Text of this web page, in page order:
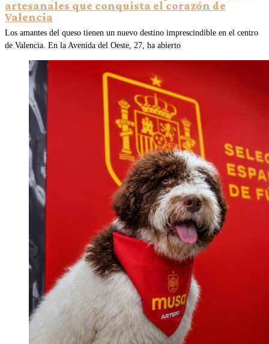
artesanales que conquista el corazón de
Valencia
Los amantes del queso tienen un nuevo destino imprescindible en el centro
de Valencia. En la Avenida del Oeste, 27, ha abierto